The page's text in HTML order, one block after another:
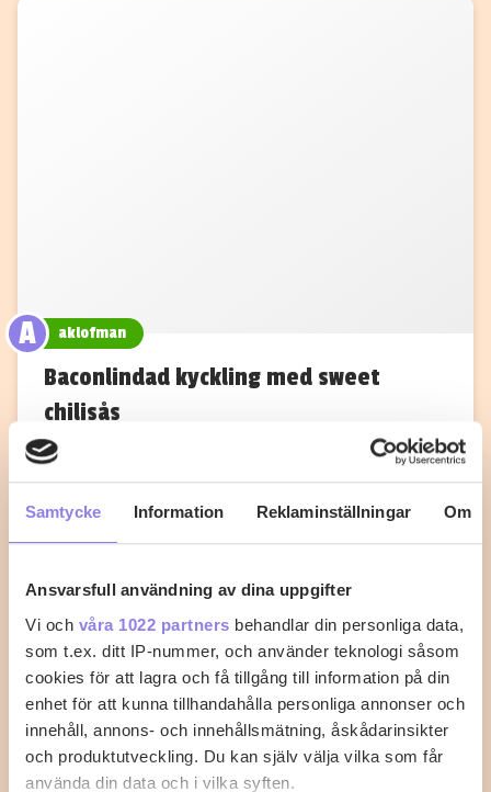
Samtycke Information Reklaminställningar Om
Ansvarsfull användning av dina uppgifter
Vi och våra 1022 partners behandlar din personliga data,
som t.ex. ditt IP-nummer, och använder teknologi såsom
cookies för att lagra och få tillgång till information på din
enhet för att kunna tillhandahålla personliga annonser och
innehåll, annons- och innehållsmätning, åskådarinsikter
och produktutveckling. Du kan själv välja vilka som får
använda din data och i vilka syften.
A aklofman
Baconlindad kyckling med sweet
chilisås
Sätt ugnen på 225°C. Salta och peppra
kycklingfiléerna lite grand och vira sedan baconskivor
runt…